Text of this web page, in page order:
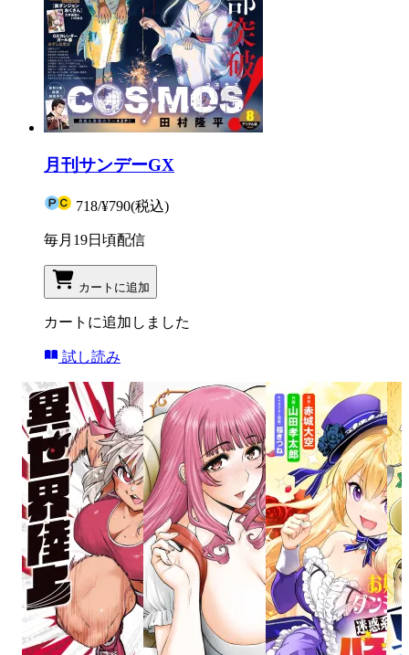
月刊サンデーGX
718/¥790(税込)
毎月19日頃配信
カートに追加
カートに追加しました
試し読み